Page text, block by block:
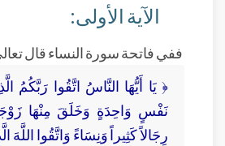
الآية الأولى:
ففي فاتحة سورة النساء قال
﴿ يَا أَيُّهَا النَّاسُ اتَّقُوا
نَفْسٍ وَاحِدَةٍ وَخَلَقَ مِنْهَا
رِجَالاً كَثِيراً وَنِسَاءً وَاتَّقُوا اللَّهَ